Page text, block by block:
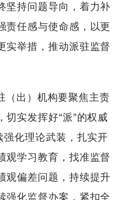
坚持问题导向，着力补
责任感与使命感，以更
实举措，推动派驻监督
（出）机构要聚焦主责
切实发挥好“派”的权威
强化理论武装，扎实开
观学习教育，找准监督
观偏差问题，持续提升
强化监督办案，紧扣全